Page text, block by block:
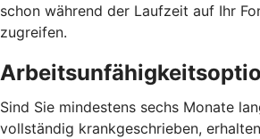
schon während der Laufzeit auf Ihr
zugreifen.
Sind Sie mindestens sechs Monate
vollständig krankgeschrieben,